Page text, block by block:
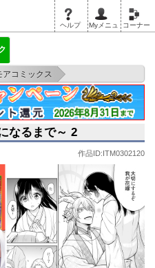
ヘルプ Myメニュ コーナー
アコミックス
>
2
なるまで～ 2
作品ID:ITM0302120